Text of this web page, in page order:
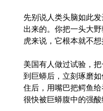
先别说人类头脑如此
出来的。你把一头大
虎来说，它根本就不
美国有人做过试验，
到巨蟒后，立刻琢磨
住后，用嘴巴把鳄鱼
很快被巨蟒腹中的强